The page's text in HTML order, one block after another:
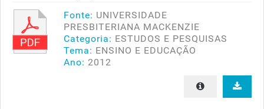
Fonte: UNIVERSIDADE
PRESBITERIANA MACKENZIE
Categoria: ESTUDOS E PESQUISAS
Tema: ENSINO E EDUCAÇÃO
Ano: 2012